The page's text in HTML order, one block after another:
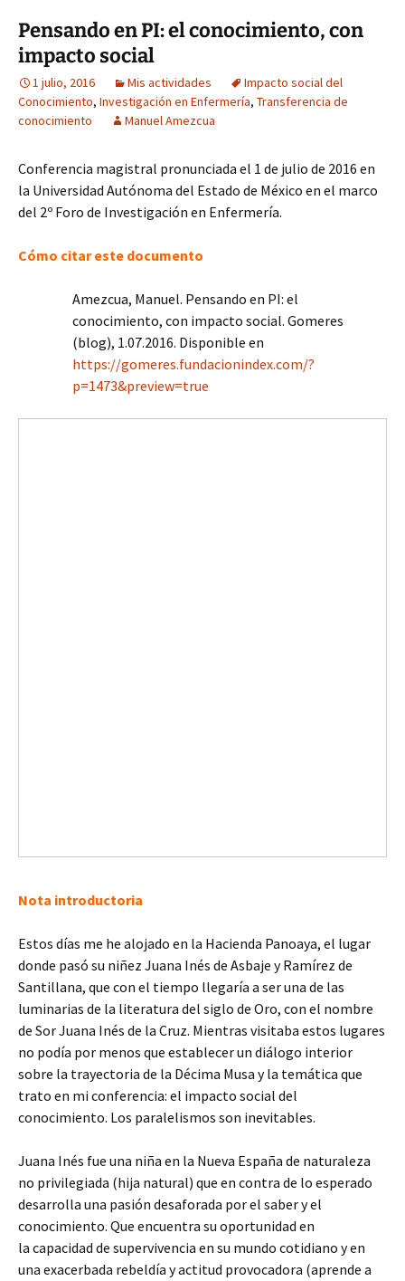
Pensando en PI: el conocimiento, con
impacto social
1 julio, 2016 Mis actividades
Impacto social del
Conocimiento, Investigación en Enfermería, Transferencia de
conocimiento
Manuel Amezcua
Conferencia magistral pronunciada el 1 de julio de 2016 en
la Universidad Autónoma del Estado de México en el marco
del 2º Foro de Investigación en Enfermería.
Cómo citar este documento
Amezcua, Manuel. Pensando en PI: el
conocimiento, con impacto social. Gomeres
(blog), 1.07.2016. Disponible en
https://gomeres.fundacionindex.com/?
p=1473&preview=true
Nota introductoria
Estos días me he alojado en la Hacienda Panoaya, el lugar
donde pasó su niñez Juana Inés de Asbaje y Ramírez de
Santillana, que con el tiempo llegaría a ser una de las
luminarias de la literatura del siglo de Oro, con el nombre
de Sor Juana Inés de la Cruz. Mientras visitaba estos lugares
no podía por menos que establecer un diálogo interior
sobre la trayectoria de la Décima Musa y la temática que
trato en mi conferencia: el impacto social del
conocimiento. Los paralelismos son inevitables.
Juana Inés fue una niña en la Nueva España de naturaleza
no privilegiada (hija natural) que en contra de lo esperado
desarrolla una pasión desaforada por el saber y el
conocimiento. Que encuentra su oportunidad en
la capacidad de supervivencia en su mundo cotidiano y en
una exacerbada rebeldía y actitud provocadora (aprende a